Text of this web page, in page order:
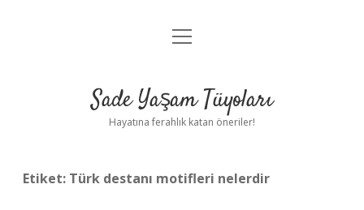
Anasayfa
Yasal Uyarı
menüyü
Sade Yaşam Tüyoları
Hayatına ferahlık katan öneriler!
Etiket: Türk destanı motifleri nelerdir